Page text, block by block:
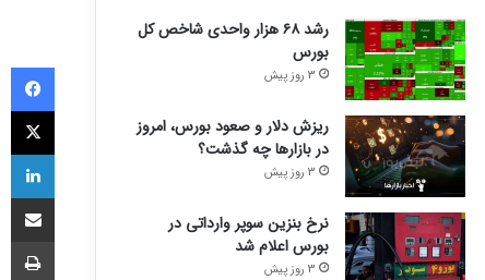
رشد ۶۸ هزار واحدی شاخص کل
بورس
3 روز پیش
ریزش دلار و صعود بورس، امروز
در بازارها چه گذشت؟
3 روز پیش
نرخ بنزین سوپر وارداتی در
بورس اعلام شد
3 روز پیش